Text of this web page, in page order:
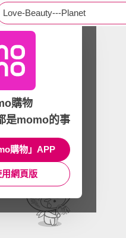
Love-Beauty---Planet
購物
是momo的事
購物」APP
網頁版